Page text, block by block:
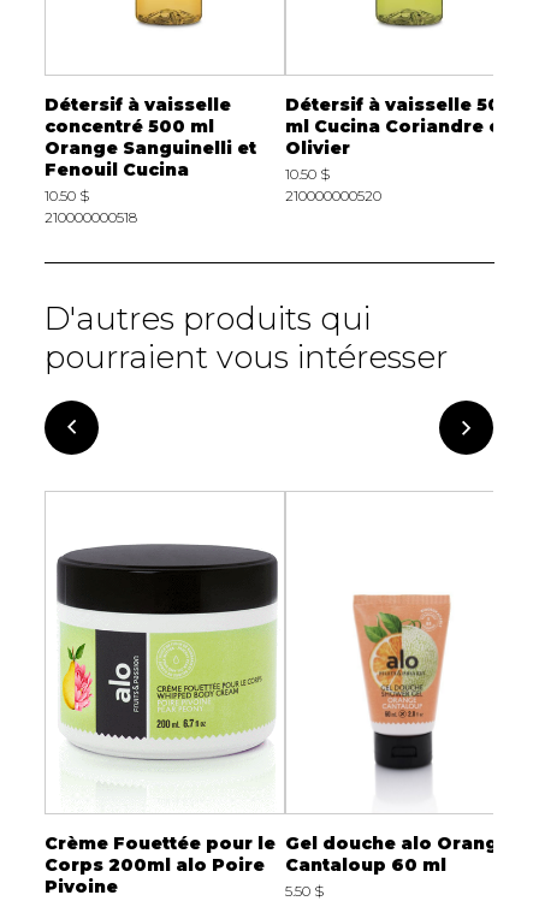
Détersif à vaisselle
concentré 500 ml
Orange Sanguinelli et
Fenouil Cucina
10.50 $
210000000518
Détersif à vaisselle 500
ml Cucina Coriandre et
Olivier
10.50 $
210000000520
D'autres produits qui
pourraient vous intéresser
Crème Fouettée pour le
Corps 200ml alo Poire
Pivoine
Gel douche alo Orange
Cantaloup 60 ml
5.50 $